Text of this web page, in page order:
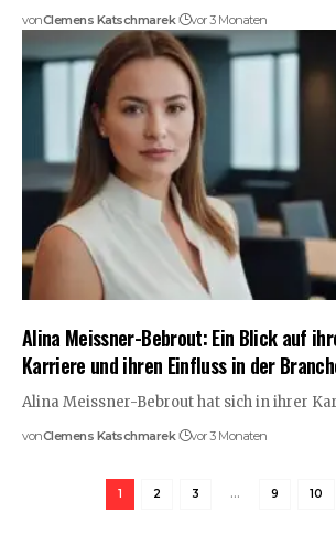
vonClemens Katschmarek vor 3 Monaten
Alina Meissner-Bebrout: Ein Blick auf
Karriere und ihren Einfluss in der
Alina Meissner-Bebrout hat sich in ihrer
vonClemens Katschmarek vor 3 Monaten
1 2 3 … 9 10